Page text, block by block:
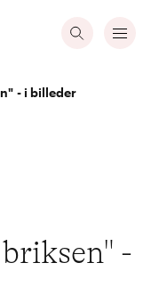
- i billeder
-